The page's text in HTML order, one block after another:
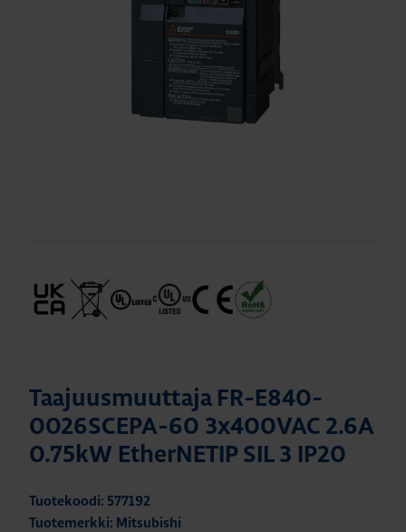
Taajuusmuuttaja FR-E840-
0026SCEPA-60 3x400VAC 2.6A
0.75kW EtherNETIP SIL 3 IP20
Tuotekoodi: 577192
Tuotemerkki: Mitsubishi